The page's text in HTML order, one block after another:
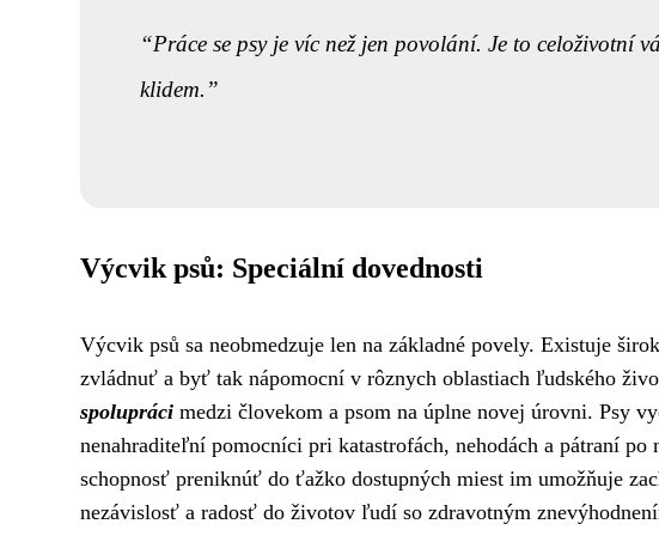
Práce se psy je víc než jen povolání. Je to celoživotní
klidem.
Výcvik psů: Speciální dovednosti
Výcvik psů sa neobmedzuje len na základné povely. Existuje
zvládnuť a byť tak nápomocní v rôznych oblastiach ľudského
spolupráci medzi človekom a psom na úplne novej úrovni. Psy
nenahraditeľní pomocníci pri katastrofách, nehodách a pátraní
schopnosť preniknúť do ťažko dostupných miest im umožňuje
nezávislosť a radosť do životov ľudí so zdravotným